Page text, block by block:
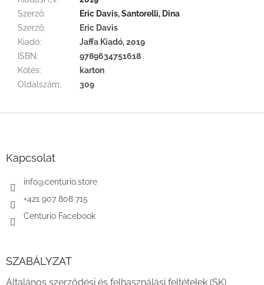
Szerző:
Eric Davis, Santorelli, Dina
Szerző:
Eric Davis
Kiadó:
Jaffa Kiadó, 2019
ISBN:
9789634751618
Kötés:
karton
Oldalszám: 309
Kapcsolat
info@centurio.store
+421 907 808 715
Centurio Facebook
SZABÁLYZAT
Általános szerződési és felhasználási feltételek (SK)